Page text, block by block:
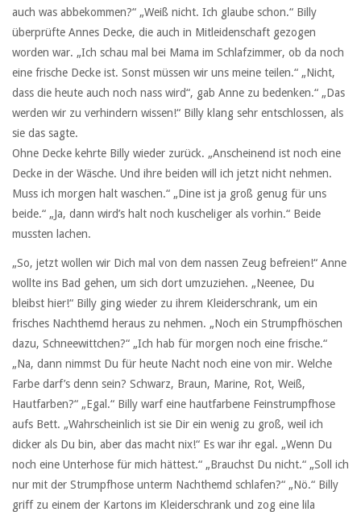
auch was abbekommen?“ „Weiß nicht. Ich glaube schon.“ Billy
überprüfte Annes Decke, die auch in Mitleidenschaft gezogen
worden war. „Ich schau mal bei Mama im Schlafzimmer, ob da noch
eine frische Decke ist. Sonst müssen wir uns meine teilen.“ „Nicht,
dass die heute auch noch nass wird“, gab Anne zu bedenken.“ „Das
werden wir zu verhindern wissen!“ Billy klang sehr entschlossen, als
sie das sagte.
Ohne Decke kehrte Billy wieder zurück. „Anscheinend ist noch eine
Decke in der Wäsche. Und ihre beiden will ich jetzt nicht nehmen.
Muss ich morgen halt waschen.“ „Dine ist ja groß genug für uns
beide.“ „Ja, dann wird’s halt noch kuscheliger als vorhin.“ Beide
mussten lachen.
„So, jetzt wollen wir Dich mal von dem nassen Zeug befreien!“ Anne
wollte ins Bad gehen, um sich dort umzuziehen. „Neenee, Du
bleibst hier!“ Billy ging wieder zu ihrem Kleiderschrank, um ein
frisches Nachthemd heraus zu nehmen. „Noch ein Strumpfhöschen
dazu, Schneewittchen?“ „Ich hab für morgen noch eine frische.“
„Na, dann nimmst Du für heute Nacht noch eine von mir. Welche
Farbe darf’s denn sein? Schwarz, Braun, Marine, Rot, Weiß,
Hautfarben?“ „Egal.“ Billy warf eine hautfarbene Feinstrumpfhose
aufs Bett. „Wahrscheinlich ist sie Dir ein wenig zu groß, weil ich
dicker als Du bin, aber das macht nix!“ Es war ihr egal. „Wenn Du
noch eine Unterhose für mich hättest.“ „Brauchst Du nicht.“ „Soll ich
nur mit der Strumpfhose unterm Nachthemd schlafen?“ „Nö.“ Billy
griff zu einem der Kartons im Kleiderschrank und zog eine lila